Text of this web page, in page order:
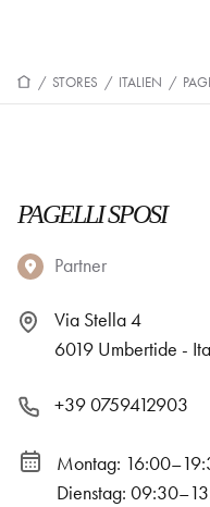
/ STORES / ITALIEN /
PAGELLI SPOSI
Partner
Via Stella 4
6019 Umbertide -
+39 0759412903
Montag:
Dienstag: